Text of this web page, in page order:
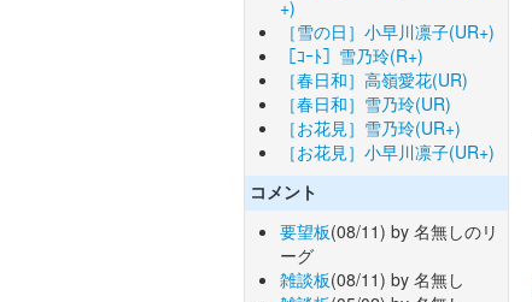
+)
［雪の日］小早川凛子(UR+)
［ｺｰﾄ］雪乃玲(R+)
［春日和］高嶺愛花(UR)
［春日和］雪乃玲(UR)
［お花見］雪乃玲(UR+)
［お花見］小早川凛子(UR+)
コメント
要望板(08/11) by 名無しのリ
ーグ
雑談板(08/11) by 名無し